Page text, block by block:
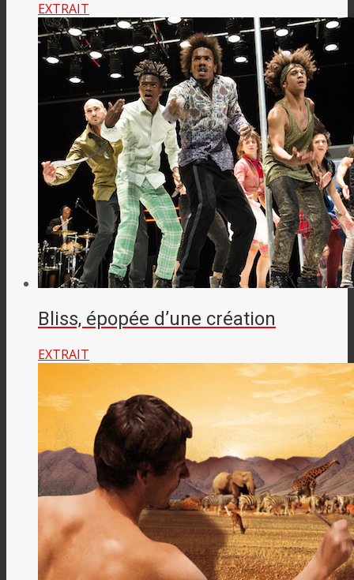
EXTRAIT
Bliss, épopée d’une création
EXTRAIT